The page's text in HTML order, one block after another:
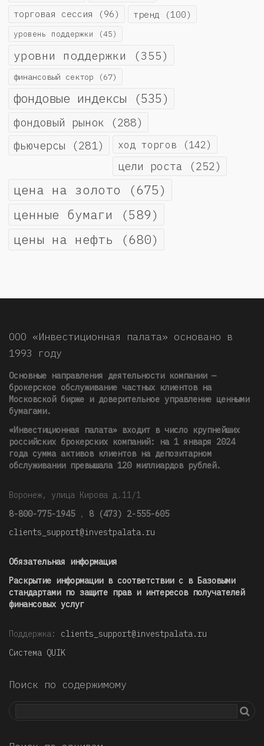
торговая сессия (96) тренд (100)
уровень поддержки (45)
уровни поддержки (355)
финансовый сектор (67)
фондовые индексы (535)
фондовый рынок (288)
фьючерсы (281) ход торгов (142)
цели роста (252)
цена на золото (675)
ценные бумаги (589)
цены на нефть (680)
ООО «Инвестиционная палата» основано в
1993 году
Основные направления деятельности компании —
брокерское обслуживание частных клиентов на
Московской бирже и доверительное управление ценными
бумагами.
«Инвестиционная палата» входит в число крупнейших
российских брокерских компаний: на 1 января 2024
года сумма активов клиентов на депозитарном
обслуживании превышала 120 миллиардов рублей.
Воронеж, улица Кирова д.11/1
8-800-775-1945 , 8 (473) 2-555-605
clients_support@investpalata.ru
Обязательная информация
Раскрытие информации в соответствии с в Базовыми
стандартами по защите прав и интересов получателей
финансовых услуг
Поддержка: clients_support@investpalata.ru
Система QUIK
Поиск по содержимому